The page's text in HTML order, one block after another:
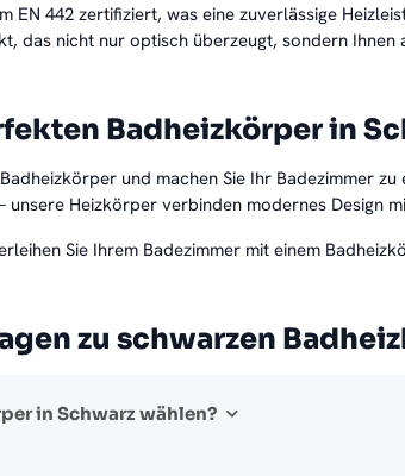
442 zertifiziert, was eine zuverlässige
das nicht nur optisch überzeugt, sondern
Badheizkörper in
und machen Sie Ihr Badezimmer
Heizkörper verbinden modernes Design
Sie Ihrem Badezimmer mit einem
zu schwarzen
in Schwarz wählen?